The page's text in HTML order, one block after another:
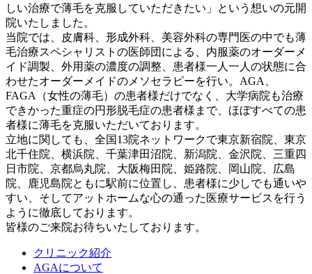
しい治療で薄毛を克服していただきたい」という想いの元開
院いたしました。
当院では、皮膚科、形成外科、美容外科の専門医の中でも薄
毛治療スペシャリストの医師団による、内服薬のオーダーメ
イド調製、外用薬の濃度の調整、患者様一人一人の状態に合
わせたオーダーメイドのメソセラピーを行い。AGA、
FAGA（女性の薄毛）の患者様だけでなく、大学病院も治療
できかった重症の円形脱毛症の患者様まで、ほぼすべての患
者様に薄毛を克服いただいております。
立地に関しても、全国13院ネットワークで東京新宿院、東京
北千住院、横浜院、千葉津田沼院、新潟院、金沢院、三重四
日市院、京都烏丸院、大阪梅田院、姫路院、岡山院、広島
院、鹿児島院ともに駅前に位置し、患者様に少しでも通いや
すい、そしてアットホームな心の通った医療サービスを行う
ように徹底しております。
皆様のご来院お待ちいたしております。
クリニック紹介
AGAについて